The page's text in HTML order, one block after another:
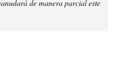
de manera parcial este